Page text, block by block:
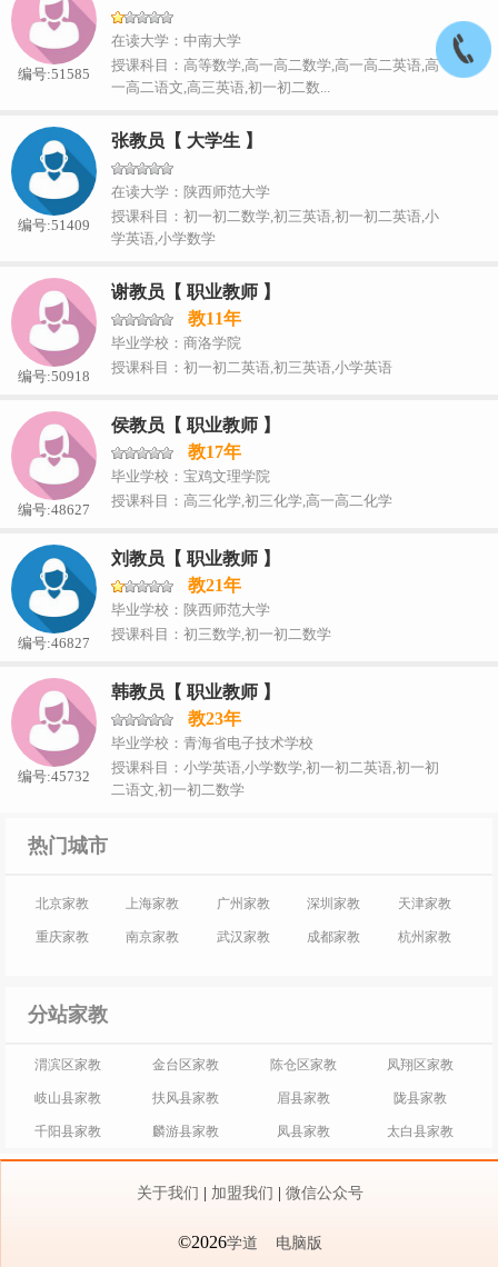
编号:51585
在读大学：中南大学
授课科目：高等数学,高一高二数学,高一高二英语,高
一高二语文,高三英语,初一初二数...
编号:51409
张教员【 大学生 】
在读大学：陕西师范大学
授课科目：初一初二数学,初三英语,初一初二英语,小
学英语,小学数学
编号:50918
谢教员【 职业教师 】
教11年
毕业学校：商洛学院
授课科目：初一初二英语,初三英语,小学英语
编号:48627
侯教员【 职业教师 】
教17年
毕业学校：宝鸡文理学院
授课科目：高三化学,初三化学,高一高二化学
编号:46827
刘教员【 职业教师 】
教21年
毕业学校：陕西师范大学
授课科目：初三数学,初一初二数学
编号:45732
韩教员【 职业教师 】
教23年
毕业学校：青海省电子技术学校
授课科目：小学英语,小学数学,初一初二英语,初一初
二语文,初一初二数学
热门城市
北京家教 上海家教 广州家教 深圳家教 天津家教
重庆家教 南京家教 武汉家教 成都家教 杭州家教
分站家教
渭滨区家教 金台区家教 陈仓区家教 凤翔区家教
岐山县家教 扶风县家教 眉县家教 陇县家教
千阳县家教 麟游县家教 凤县家教 太白县家教
关于我们 加盟我们 微信公众号
©2026学道 电脑版